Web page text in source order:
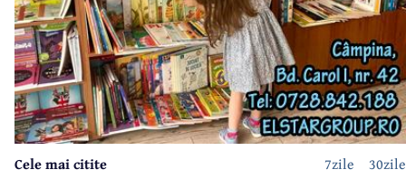
30zile
7zile
Cele mai citite